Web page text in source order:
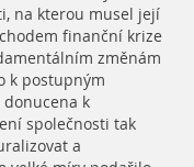
na kterou musel její
finanční krize
změnám
k postupným
k
společnosti tak
a